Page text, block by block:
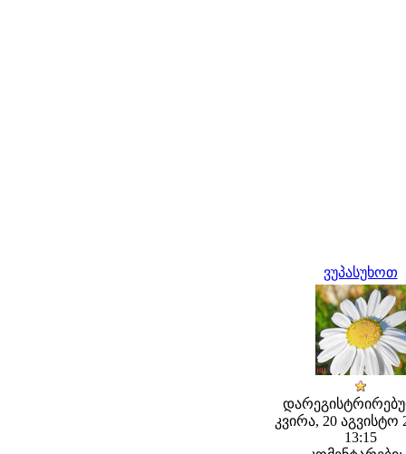
ვუპასუხოთ
კვირა, 20 აგვისტო
13:15